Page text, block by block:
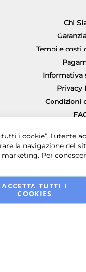
Chi
Tempi e costi
Informativa
Privacy
Condizioni
legale in via Principe